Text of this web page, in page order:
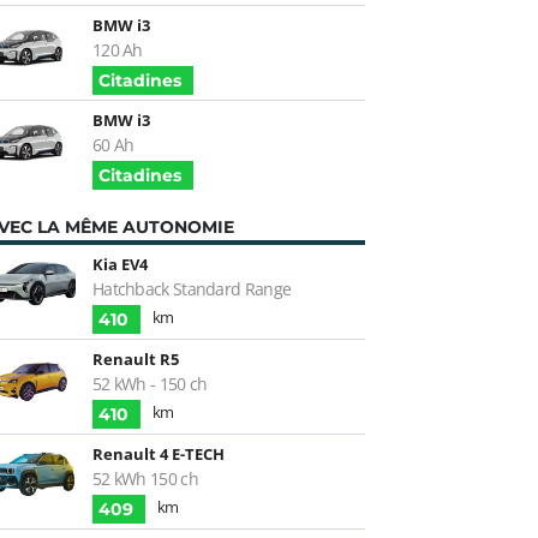
BMW i3
120 Ah
Citadines
BMW i3
60 Ah
Citadines
LA MÊME AUTONOMIE
Kia EV4
Hatchback Standard Range
410
km
Renault R5
52 kWh - 150 ch
410
km
Renault 4 E-TECH
52 kWh 150 ch
409 km